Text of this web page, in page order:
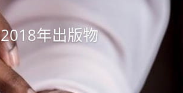
2018年出版物